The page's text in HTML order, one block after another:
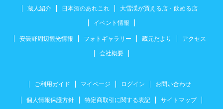
蔵人紹介 日本酒のあれこれ 大雪渓が買える店・飲める店
イベント情報
安曇野周辺観光情報 フォトギャラリー 蔵元だより アクセス
会社概要
ご利用ガイド マイページ ログイン お問い合わせ
個人情報保護方針 特定商取引に関する表記 サイトマップ